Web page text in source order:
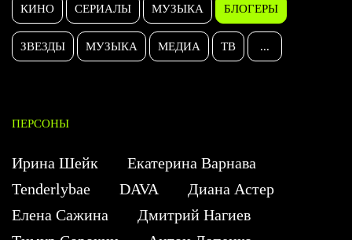
КИНО СЕРИАЛЫ МУЗЫКА БЛОГЕРЫ
ЗВЕЗДЫ МУЗЫКА МЕДИА ТВ ...
ПЕРСОНЫ
Ирина Шейк
Екатерина Варнава
Tenderlybae
DAVA
Диана Астер
Елена Сажина
Дмитрий Нагиев